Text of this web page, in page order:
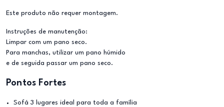
Este produto não requer montagem.
Instruções de manutenção:
Limpar com um pano seco.
Para manchas, utilizar um pano húmido
e de seguida passar um pano seco.
Pontos Fortes
Sofá 3 lugares ideal para toda a família